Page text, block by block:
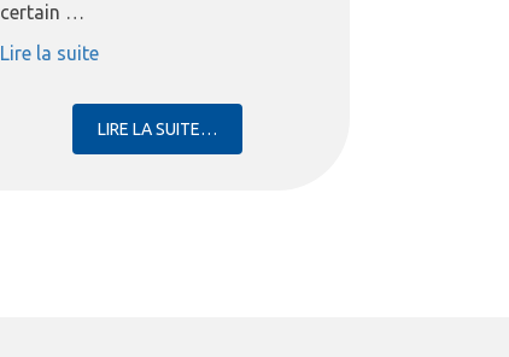
certain …
Lire la suite« COACHING AD HOC »
LIRE LA SUITE…